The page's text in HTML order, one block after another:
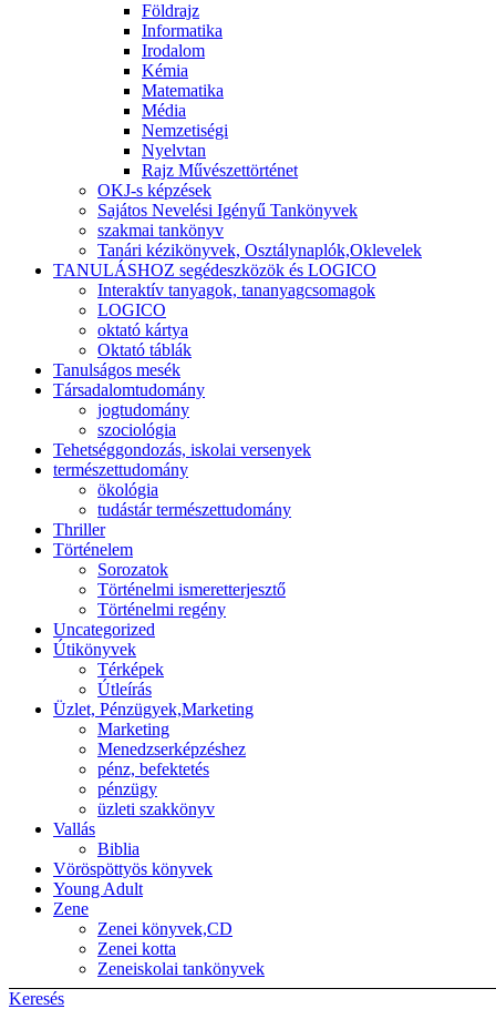
Keresés
Földrajz
Informatika
Irodalom
Kémia
Matematika
Média
Nemzetiségi
Nyelvtan
Rajz Művészettörténet
OKJ-s képzések
Sajátos Nevelési Igényű Tankönyvek
szakmai tankönyv
Tanári kézikönyvek, Osztálynaplók,Oklevelek
TANULÁSHOZ segédeszközök és LOGICO
Interaktív tanyagok, tananyagcsomagok
LOGICO
oktató kártya
Oktató táblák
Tanulságos mesék
Társadalomtudomány
jogtudomány
szociológia
Tehetséggondozás, iskolai versenyek
természettudomány
ökológia
tudástár természettudomány
Thriller
Történelem
Sorozatok
Történelmi ismeretterjesztő
Történelmi regény
Uncategorized
Útikönyvek
Térképek
Útleírás
Üzlet, Pénzügyek,Marketing
Marketing
Menedzserképzéshez
pénz, befektetés
pénzügy
üzleti szakkönyv
Vallás
Biblia
Vöröspöttyös könyvek
Young Adult
Zene
Zenei könyvek,CD
Zenei kotta
Zeneiskolai tankönyvek